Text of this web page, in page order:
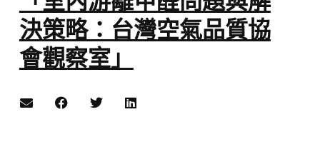
決策略：台灣空氣品質協
會觀察室」